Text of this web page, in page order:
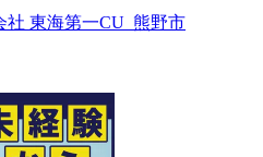
東海第一CU_熊野市